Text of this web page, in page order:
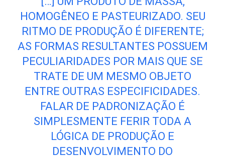
HOMOGÊNEO E PASTEURIZADO. SEU
RITMO DE PRODUÇÃO É DIFERENTE;
AS FORMAS RESULTANTES POSSUEM
PECULIARIDADES POR MAIS QUE SE
TRATE DE UM MESMO OBJETO
ENTRE OUTRAS ESPECIFICIDADES.
FALAR DE PADRONIZAÇÃO É
SIMPLESMENTE FERIR TODA A
LÓGICA DE PRODUÇÃO E
DESENVOLVIMENTO DO